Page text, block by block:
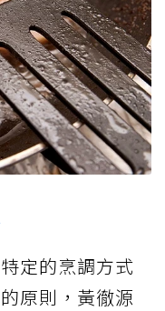
定的烹調方式
原則，黃徹源